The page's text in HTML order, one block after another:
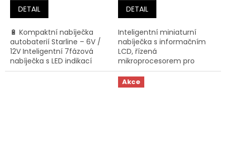
DETAIL
🔋 Kompaktní nabíječka
autobaterií Starline – 6V /
12V Inteligentní 7fázová
nabíječka s LED indikací
stavu nabití (25 % / 50 % /
DETAIL
Inteligentní miniaturní
nabíječka s informačním
LCD, řízená
mikroprocesorem pro
olověné akumulátory a
funkcí pro ruční
rekondici (oživení)
Akce